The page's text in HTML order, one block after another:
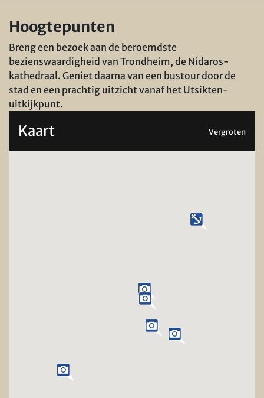
Hoogtepunten
Breng een bezoek aan de beroemdste
bezienswaardigheid van Trondheim, de Nidaros-
kathedraal. Geniet daarna van een bustour door de
stad en een prachtig uitzicht vanaf het Utsikten-
uitkijkpunt.
Kaart Vergroten